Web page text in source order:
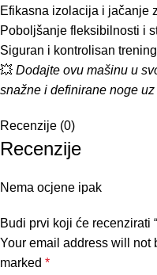
Efikasna izolacija i jačanje
Poboljšanje fleksibilnosti i
Siguran i kontrolisan
💥 Dodajte ovu mašinu u
snažne i definirane noge
Recenzije (0)
Recenzije
Nema ocjene ipak
Budi prvi koji će recenzirati
Your email address will not
marked *